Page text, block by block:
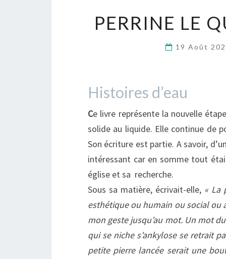
PERRINE LE
19 Août
Histoires d’eau
Ce livre représente la nouvelle
solide au liquide. Elle continue de
Son écriture est partie. A savoir,
intéressant car en somme tout
église et sa recherche.
Sous sa matière, écrivait-elle, « La
esthétique ou humain ou social ou
mon geste jusqu’au mot. Un mot
qui se niche s’ankylose se retrait
petite pierre lancée serait une